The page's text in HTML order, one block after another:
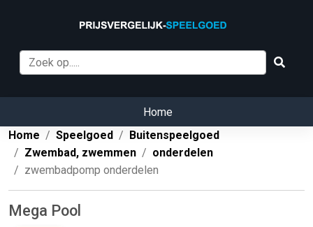
Home
Home
Speelgoed
Buitenspeelgoed
Zwembad, zwemmen
onderdelen
zwembadpomp onderdelen
Mega Pool